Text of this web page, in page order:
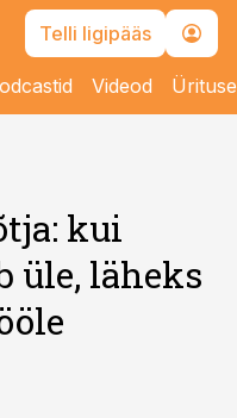
Telli ligipääs
Videod
kui
üle, läheks